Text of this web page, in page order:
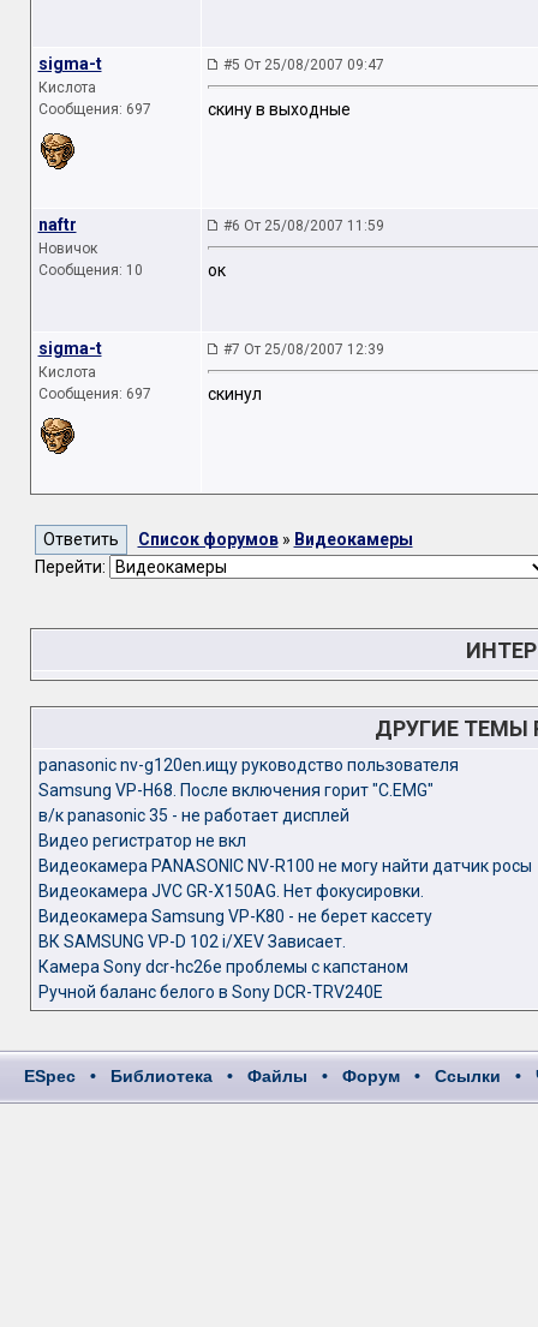
sigma-t
Кислота
Сообщения: 697
#5 От 25/08/2007 09:47
скину в выходные
naftr
Новичок
Сообщения: 10
#6 От 25/08/2007 11:59
ок
sigma-t
Кислота
Сообщения: 697
#7 От 25/08/2007 12:39
скинул
Список форумов» Видеокамеры
Перейти:
ДРУГИЕ ТЕМЫ
panasonic nv-g120en.ищу руководство пользователя
Samsung VP-H68. После включения горит "C.EMG"
в/к panasonic 35 - не работает дисплей
Видео регистратор не вкл
Видеокамера PANASONIC NV-R100 не могу найти датчик росы
Видеокамера JVC GR-X150AG. Нет фокусировки.
Видеокамера Samsung VP-K80 - не берет кассету
ВК SAMSUNG VP-D 102 i/XEV Зависает.
Камера Sony dcr-hc26e проблемы с капстаном
Ручной баланс белого в Sony DCR-TRV240E
ESpec • Библиотека • Файлы • Форум • Ссылки •